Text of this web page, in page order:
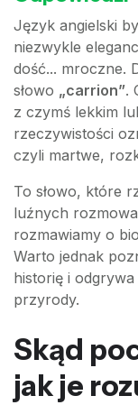
Język angielski
niezwykle
dość... mroczne.
słowo „carrion”.
z czymś lekkim
rzeczywistości
czyli martwe,
To słowo, które
luźnych
rozmawiamy o
Warto jednak
historię i
przyrody.
Skąd
jak je